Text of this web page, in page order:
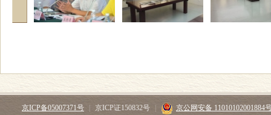
京ICP备05007371号 京ICP证150832号
京公网安备 11010102001884